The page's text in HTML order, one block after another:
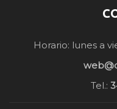
Horario: lunes a
Tel.: